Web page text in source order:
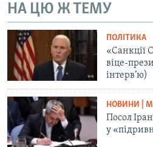
НА ЦЮ Ж ТЕМУ
ПОЛІТИКА
«Санкції
віце-
інтерв’ю)
НОВИНИ |
Посол
у